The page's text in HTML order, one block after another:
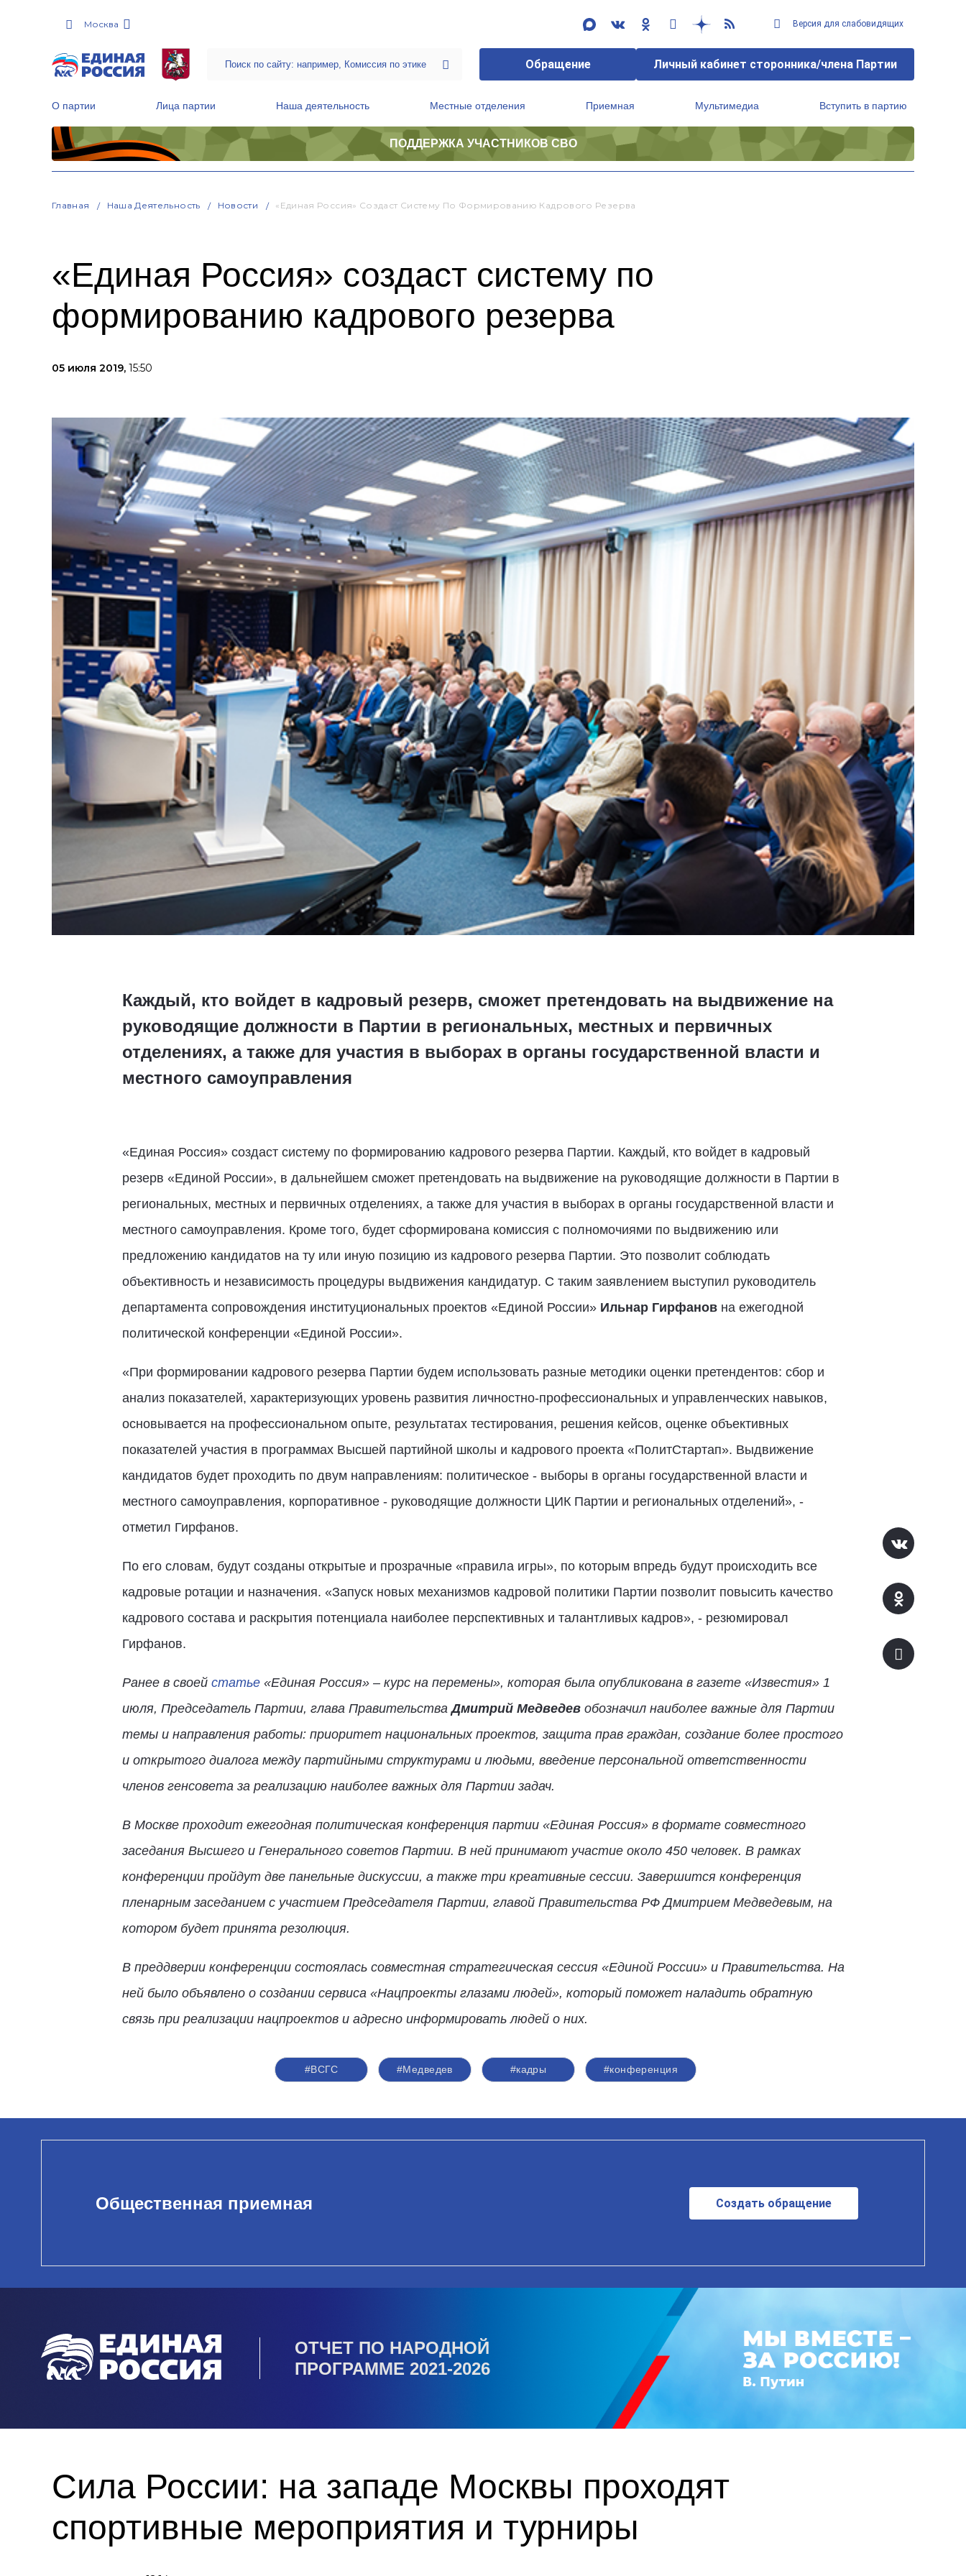
Москва Версия для слабовидящих
Обращение Личный кабинет сторонника/члена Партии
О партии Лица партии Наша деятельность Местные отделения Приемная Мультимедиа Вступить в партию
ПОДДЕРЖКА УЧАСТНИКОВ СВО
Главная Наша Деятельность Новости «Единая Россия» Создаст Систему По Формированию Кадрового Резерва
«Единая Россия» создаст систему по
формированию кадрового резерва
05 июля 2019, 15:50
Каждый, кто войдет в кадровый резерв, сможет претендовать на выдвижение на
руководящие должности в Партии в региональных, местных и первичных
отделениях, а также для участия в выборах в органы государственной власти и
местного самоуправления
«Единая Россия» создаст систему по формированию кадрового резерва Партии. Каждый, кто войдет в кадровый
резерв «Единой России», в дальнейшем сможет претендовать на выдвижение на руководящие должности в Партии в
региональных, местных и первичных отделениях, а также для участия в выборах в органы государственной власти и
местного самоуправления. Кроме того, будет сформирована комиссия с полномочиями по выдвижению или
предложению кандидатов на ту или иную позицию из кадрового резерва Партии. Это позволит соблюдать
объективность и независимость процедуры выдвижения кандидатур. С таким заявлением выступил руководитель
департамента сопровождения институциональных проектов «Единой России» Ильнар Гирфановна ежегодной
политической конференции «Единой России».
«При формировании кадрового резерва Партии будем использовать разные методики оценки претендентов: сбор и
анализ показателей, характеризующих уровень развития личностно-профессиональных и управленческих навыков,
основывается на профессиональном опыте, результатах тестирования, решения кейсов, оценке объективных
показателей участия в программах Высшей партийной школы и кадрового проекта «ПолитСтартап». Выдвижение
кандидатов будет проходить по двум направлениям: политическое - выборы в органы государственной власти и
местного самоуправления, корпоративное - руководящие должности ЦИК Партии и региональных отделений», -
отметил Гирфанов.
По его словам, будут созданы открытые и прозрачные «правила игры», по которым впредь будут происходить все
кадровые ротации и назначения. «Запуск новых механизмов кадровой политики Партии позволит повысить качество
кадрового состава и раскрытия потенциала наиболее перспективных и талантливых кадров», - резюмировал
Гирфанов.
Ранее в своей статье«Единая Россия» – курс на перемены», которая была опубликована в газете «Известия» 1
июля, Председатель Партии, глава ПравительстваДмитрий Медведевобозначил наиболее важные для Партии
темы и направления работы: приоритет национальных проектов, защита прав граждан, создание более простого
и открытого диалога между партийными структурами и людьми, введение персональной ответственности
членов генсовета за реализацию наиболее важных для Партии задач.
В Москве проходит ежегодная политическая конференция партии «Единая Россия» в формате совместного
заседания Высшего и Генерального советов Партии. В ней принимают участие около 450 человек. В рамках
конференции пройдут две панельные дискуссии, а также три креативные сессии. Завершится конференция
пленарным заседанием с участием Председателя Партии, главой Правительства РФ Дмитрием Медведевым, на
котором будет принята резолюция.
В преддверии конференции состоялась совместная стратегическая сессия «Единой России» и Правительства. На
ней было объявлено о создании сервиса «Нацпроекты глазами людей», который поможет наладить обратную
связь при реализации нацпроектов и адресно информировать людей о них.
#ВСГС #Медведев #кадры #конференция
Общественная приемная Создать обращение
ОТЧЕТ ПО НАРОДНОЙ
ПРОГРАММЕ 2021-2026
Сила России: на западе Москвы проходят
спортивные мероприятия и турниры